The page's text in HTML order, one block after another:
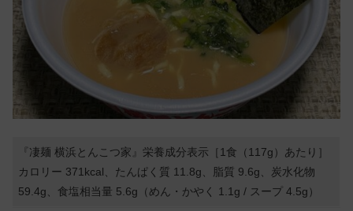
『凄麺 横浜とんこつ家』栄養成分表示［1食（117g）あたり］
カロリー 371kcal、たんぱく質 11.8g、脂質 9.6g、炭水化物
59.4g、食塩相当量 5.6g（めん・かやく 1.1g / スープ 4.5g）